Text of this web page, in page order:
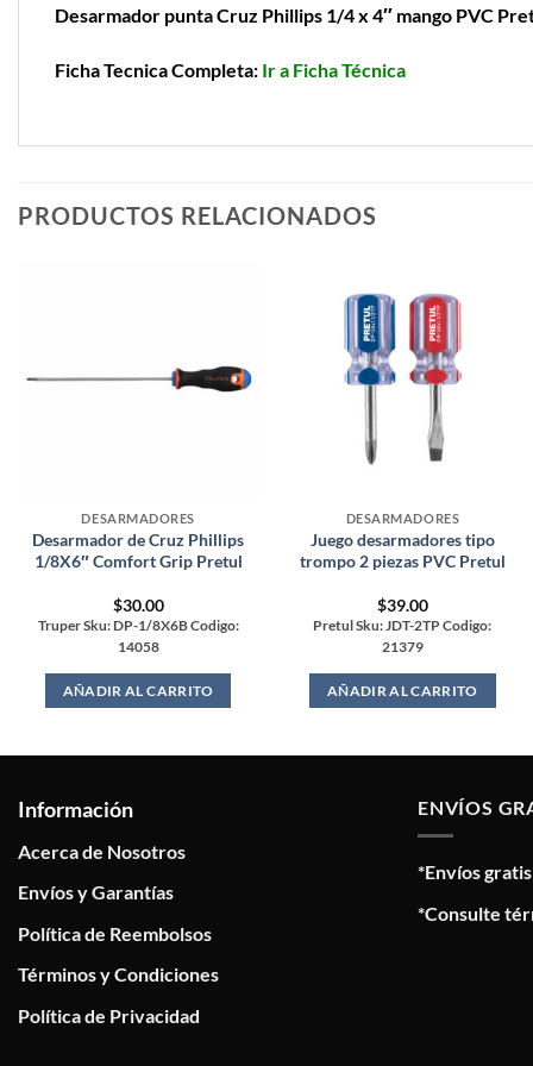
Desarmador punta Cruz Phillips 1/4 x 4″ mango PVC
Ficha Tecnica Completa: Ir a Ficha Técnica
PRODUCTOS RELACIONADOS
DESARMADORES
Desarmador de Cruz Phillips
1/8X6″ Comfort Grip Pretul
$30.00
Truper Sku: DP-1/8X6B Codigo:
14058
AÑADIR AL CARRITO
DESARMADORES
Juego desarmadores tipo
trompo 2 piezas PVC Pretul
$39.00
Pretul Sku: JDT-2TP Codigo:
21379
AÑADIR AL CARRITO
Información
Acerca de Nosotros
Envíos y Garantías
Política de Reembolsos
Términos y Condiciones
Política de Privacidad
ENVÍOS
*Envíos
*Consulte